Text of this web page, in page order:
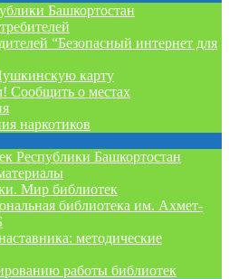
Башкортостан
“Безопасный интернет для
карту
Сообщить о местах
наркотиков
Республики Башкортостан
Мир библиотек
библиотека им. Ахмет-
методические
работы библиотек